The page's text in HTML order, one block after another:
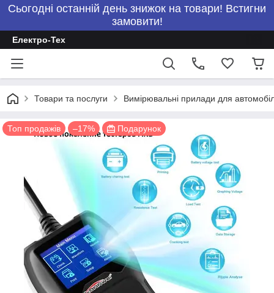
Сьогодні останній день знижок на товари! Встигни
замовити!
Електро-Тех
Товари та послуги Вимірювальні прилади для
Топ продажів –17% Подарунок